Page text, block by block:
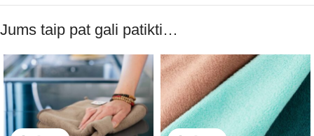
Jums taip pat gali patikti…